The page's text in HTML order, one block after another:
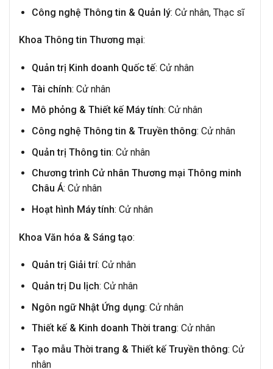
Công nghệ Thông tin & Quản lý: Cử nhân, Thạc sĩ
Khoa Thông tin Thương mại:
Quản trị Kinh doanh Quốc tế: Cử nhân
Tài chính: Cử nhân
Mô phỏng & Thiết kế Máy tính: Cử nhân
Công nghệ Thông tin & Truyền thông: Cử nhân
Quản trị Thông tin: Cử nhân
Chương trình Cử nhân Thương mại Thông minh
Châu Á: Cử nhân
Hoạt hình Máy tính: Cử nhân
Khoa Văn hóa & Sáng tạo:
Quản trị Giải trí: Cử nhân
Quản trị Du lịch: Cử nhân
Ngôn ngữ Nhật Ứng dụng: Cử nhân
Thiết kế & Kinh doanh Thời trang: Cử nhân
Tạo mẫu Thời trang & Thiết kế Truyền thông: Cử
nhân